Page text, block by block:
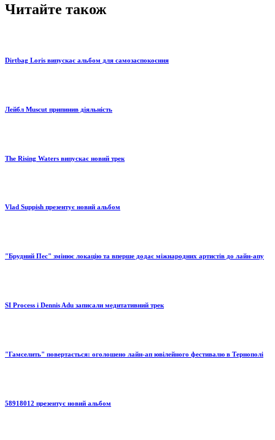
Читайте також
Dirtbag Loris випускає альбом для самозаспокоєння
Лейбл Muscut припинив діяльність
The Rising Waters випускає новий трек
Vlad Suppish презентує новий альбом
"Брудний Пес" змінює локацію та вперше додає міжнародних артистів до лайн-апу
SI Process і Dennis Adu записали медитативний трек
"Гамселить" повертається: оголошено лайн-ап ювілейного фестивалю в Тернополі
58918012 презентує новий альбом